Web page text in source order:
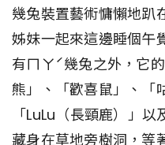
幾兔裝置藝術慵懶地趴
姊妹一起來這邊睡個午
有ㄇㄚˊ幾兔之外，它
熊」、「歡喜鼠」、「
「LuLu（長頸鹿）」
藏身在草地旁樹洞，等